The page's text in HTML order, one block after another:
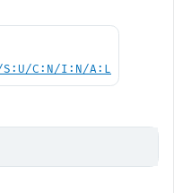
S:U/C:N/I:N/A:L